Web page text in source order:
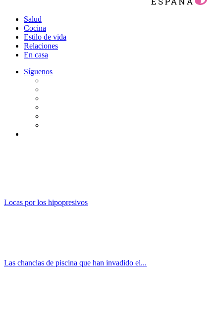
Salud
Cocina
Estilo de vida
Relaciones
En casa
Síguenos
Locas por los hipopresivos
Las chanclas de piscina que han invadido el...